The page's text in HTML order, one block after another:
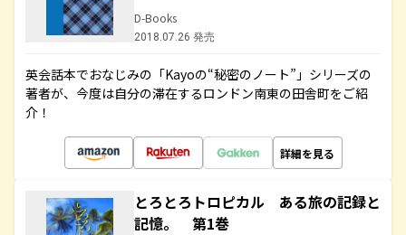
D-Books
2018.07.26 発売
英会話本でおなじみの「Kayoの“秘密のノート”」シリーズの
著者が、今度は自分の滞在するロンドン南東の田舎町をご紹
介！
詳細を見る
とろとろトロピカル ある旅の記録と
記憶。 第1巻